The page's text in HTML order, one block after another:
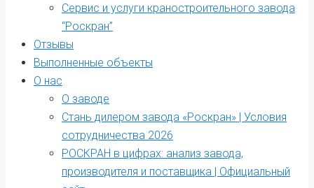
Сервис и услуги краностроительного завода
“Роскран”
Отзывы
Выполненные объекты
О нас
О заводе
Стань дилером завода «Роскран» | Условия
сотрудничества 2026
РОСКРАН в цифрах: анализ завода,
производителя и поставщика | Официальный